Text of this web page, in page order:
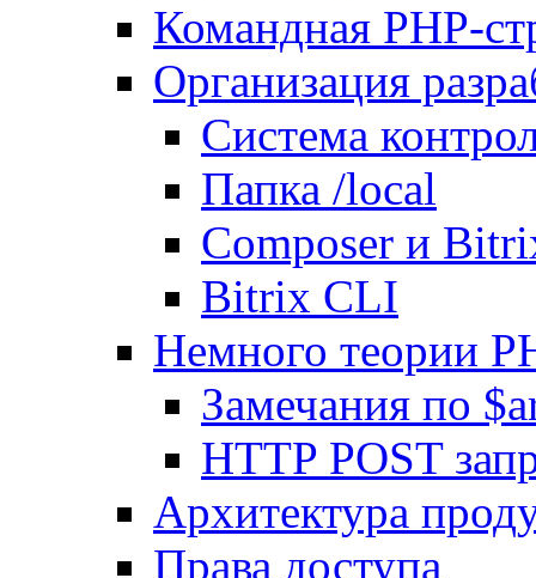
Командная PHP-
Организация
Система
Папка /local
Composer и
Bitrix CLI
Немного теории
Замечания по
HTTP POST
Архитектура
Права доступа